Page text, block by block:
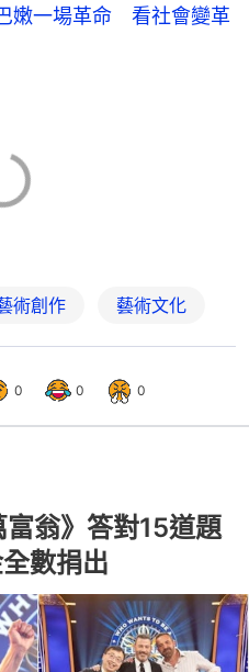
嫩一場革命 看社會變革
術創作 藝術文化
0 0 0
翁》答對15道題
數捐出